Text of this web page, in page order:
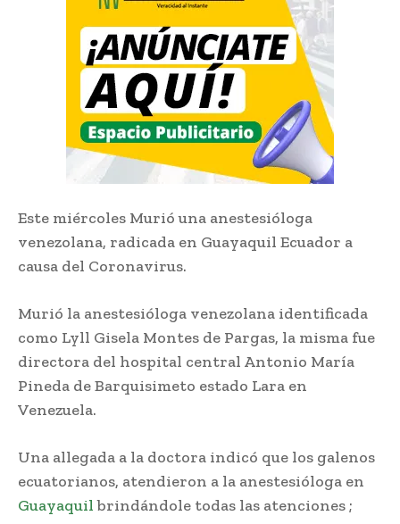
Este miércoles Murió una anestesióloga
venezolana, radicada en Guayaquil Ecuador a
causa del Coronavirus.
Murió la anestesióloga venezolana identificada
como Lyll Gisela Montes de Pargas, la misma fue
directora del hospital central Antonio María
Pineda de Barquisimeto estado Lara en
Venezuela.
Una allegada a la doctora indicó que los galenos
ecuatorianos, atendieron a la anestesióloga en
Guayaquilbrindándole todas las atenciones ;